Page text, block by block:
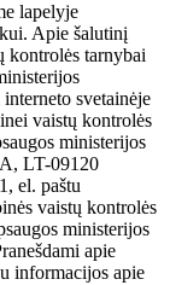
lapelyje
Apie šalutinį
kontrolės tarnybai
svetainėje
vaistų kontrolės
ministerijos
LT-09120
el. paštu
vaistų kontrolės
ministerijos
apie
informacijos apie